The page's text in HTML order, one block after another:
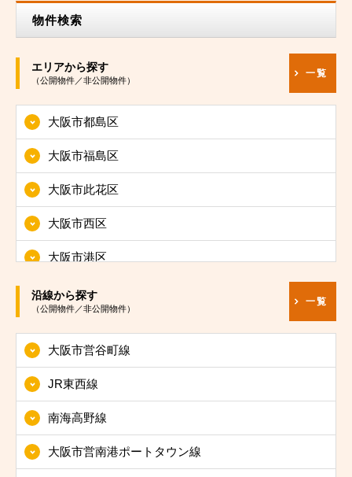
物件検索
エリアから探す
（公開物件／非公開物件）
一覧
大阪市都島区
大阪市福島区
大阪市此花区
大阪市西区
大阪市港区
大阪市大正区
大阪市浪速区
大阪市西淀川区
大阪市東淀川区
大阪市東成区
沿線から探す
（公開物件／非公開物件）
一覧
大阪市営谷町線
JR東西線
南海高野線
大阪市営南港ポートタウン線